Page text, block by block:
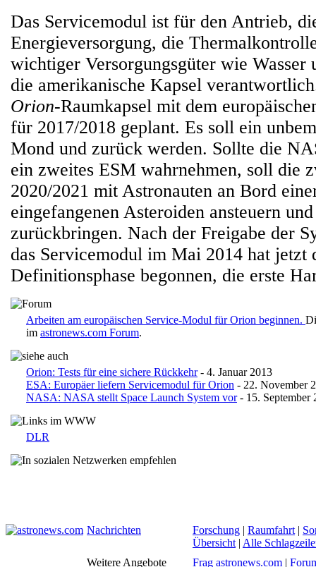
Das Servicemodul ist für den Antrieb,
Energieversorgung, die
wichtiger Versorgungsgüter wie Wasser
die amerikanische Kapsel
Orion-Raumkapsel mit dem
für 2017/2018 geplant. Es soll ein
Mond und zurück werden. Sollte die
ein zweites ESM wahrnehmen, soll die
2020/2021 mit Astronauten an Bord
eingefangenen Asteroiden ansteuern
zurückbringen. Nach der Freigabe der
das Servicemodul im Mai 2014 hat jetzt
Definitionsphase begonnen, die erste
Arbeiten am europäischen Service-Modul für Orion beginnen.
im astronews.com Forum.
Orion: Tests für eine sichere Rückkehr- 4. Januar 2013
ESA: Europäer liefern Servicemodul für Orion - 22. November
NASA: NASA stellt Space Launch System vor- 15. September
DLR
Nachrichten Forschung | Raumfahrt |
Übersicht | Alle
Weitere Angebote
Frag astronews.com |